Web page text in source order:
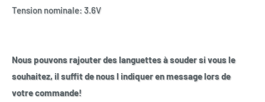
Tension nominale: 3.6V
Nous pouvons rajouter des languettes à souder si vous le
souhaitez, il suffit de nous l indiquer en message lors de
votre commande!